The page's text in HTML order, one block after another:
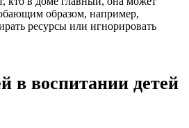
образом, например,
ресурсы или игнорировать
в воспитании детей